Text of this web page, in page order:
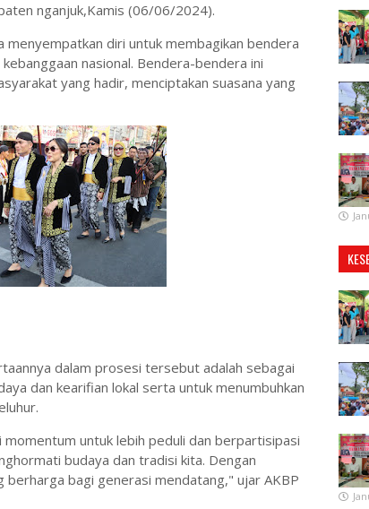
nganjuk,Kamis (06/06/2024).
diri untuk membagikan bendera
nasional. Bendera-bendera ini
yang hadir, menciptakan suasana yang
dalam prosesi tersebut adalah sebagai
dan kearifian lokal serta untuk menumbuhkan
momentum untuk lebih peduli dan berpartisipasi
budaya dan tradisi kita. Dengan
bagi generasi mendatang," ujar AKBP